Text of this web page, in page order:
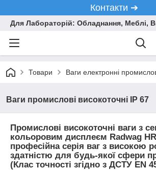
Контакти ➔
Для Лабораторій: Обладнання, Меблі,
Товари Ваги електронні
Ваги промислові високоточні IP 67
Промислові високоточні ваги з
кольоровим дисплеєм Radwag
професійна серія ваг з високою
здатністю для будь-якої сфери
(Клас точності згідно з ДСТУ EN